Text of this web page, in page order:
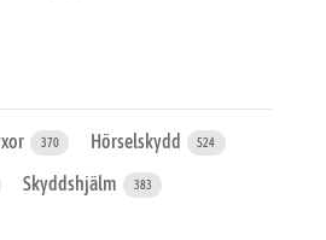
370 Hörselskydd 524
Skyddshjälm 383